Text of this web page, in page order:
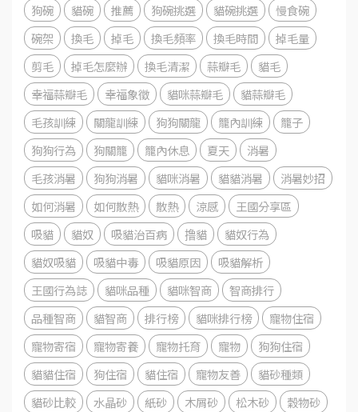
狗碗
貓碗 推薦 狗碗挑選 貓碗挑選
慢食碗
碗架
換毛 掉毛 換毛頻率 換毛時間
掉毛量
剪毛
掉毛怎麼辦 換毛清潔 蒜瓣毛
貓毛
幸福蒜瓣毛
幸福象徵 貓咪蒜瓣毛
貓蒜瓣毛
毛孩訓練
關龍訓練 狗狗關龍 籠內訓練
籠子
狗狗行為
狗關籠 籠內休息 夏天
消暑
毛孩消暑
狗狗消暑 貓咪消暑 貓貓消暑
消暑妙招
如何消暑
如何散熱 散熱 涼感
王國分享區
吸貓
貓奴 吸貓治百病 撸貓
貓奴行為
貓奴吸貓
吸貓中毒 吸貓原因
吸貓解析
王國行為誌
貓咪品種 貓咪智商
智商排行
品種智商
貓智商 排行榜 貓咪排行榜
寵物住宿
寵物寄宿
寵物寄養 寵物托育 寵物
狗狗住宿
貓貓住宿
狗住宿 貓住宿 寵物友善
貓砂種類
貓砂比較
水晶砂 紙砂 木屑砂 松木砂
穀物砂